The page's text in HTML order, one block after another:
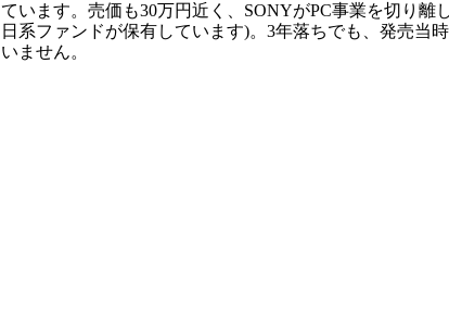
ています。売価も30万円近く、SONYがPC事業を切り
日系ファンドが保有しています)。3年落ちでも、発売当
いません。